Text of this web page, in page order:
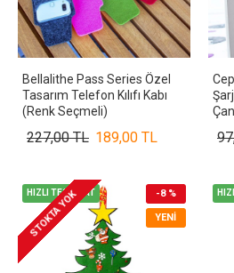
Bellalithe Pass Series Özel
Tasarım Telefon Kılıfı Kabı
(Renk Seçmeli)
189,00 TL
227,00 TL
HIZLI TESLİMAT
YENI
-8 %
STOKTA YOK